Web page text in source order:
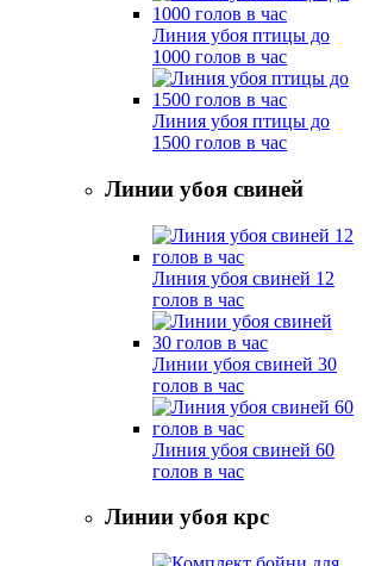
Линия убоя птицы до
1000 голов в час
Линия убоя птицы до
1500 голов в час
Линии убоя свиней
Линия убоя свиней 12
голов в час
Линии убоя свиней 30
голов в час
Линия убоя свиней 60
голов в час
Линии убоя крс